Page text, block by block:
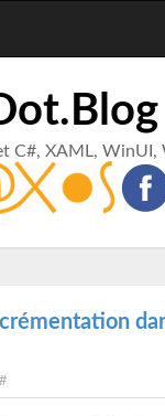
C#, XAML, WinUI,